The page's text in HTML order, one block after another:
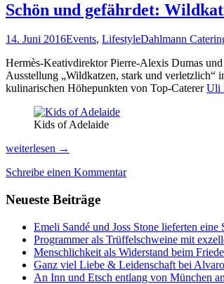
Schön und gefährdet:
14. Juni 2016Events, LifestyleDahlmann
Hermès-Keativdirektor Pierre-Alexis Dumas
Ausstellung „Wildkatzen, stark und verletzlich“
kulinarischen Höhepunkten von Top-CatererUli
Kids of Adelaide
Schön
gefährdet:
präsentiert
Hermès
weiterlesen →
Schreibe einen Kommentar
Neueste Beiträge
Emeli Sandé und Joss Stone lieferten
Programmer als Trüffelschweine mit
Menschlichkeit als Widerstand beim
Ganz viel Liebe & Leidenschaft bei
An Inn und Etsch entlang von München